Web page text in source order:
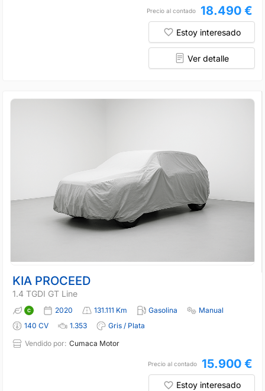
Precio al contado 18.490 €
Estoy interesado
Ver detalle
KIA PROCEED
1.4 TGDI GT Line
2020 131.111 Km Gasolina
Manual
140 CV
1.353
Gris / Plata
Vendido por: Cumaca Motor
Precio al contado 15.900 €
Estoy interesado